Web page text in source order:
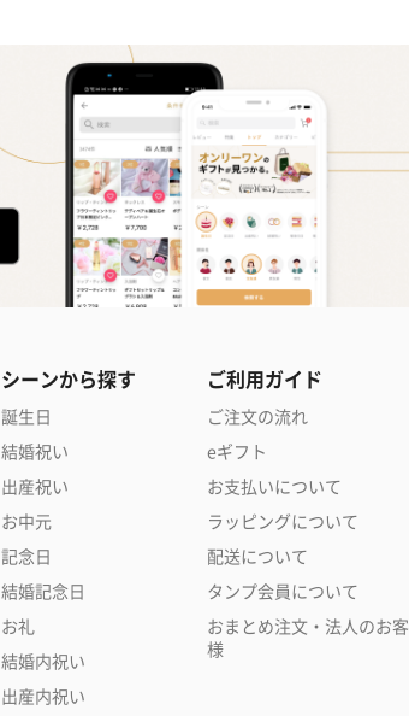
シーンから探す
誕生日
結婚祝い
出産祝い
お中元
記念日
結婚記念日
お礼
結婚内祝い
出産内祝い
ご利用ガイド
ご注文の流れ
eギフト
お支払いについて
ラッピングについて
配送について
タンプ会員について
おまとめ注文・法人のお客
様